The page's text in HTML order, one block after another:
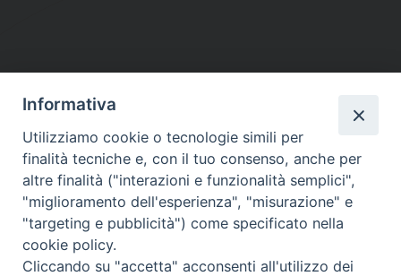
DIOCESI SUBURBICARIA DI ALBANO
Contatti:Tel.: 06.93268401 - Fax.: 06.9323844
E-mail:curia@diocesidialbano.it
Orari: dal Lunedì al Venerdì Ore: 9:00 - 13:00
Informativa
Utilizziamo cookie o tecnologie simili per
finalità tecniche e, con il tuo consenso, anche per
altre finalità ("interazioni e funzionalità semplici",
"miglioramento dell'esperienza", "misurazione" e
"targeting e pubblicità") come specificato nella
cookie policy.
Cliccando su "accetta" acconsenti all'utilizzo dei